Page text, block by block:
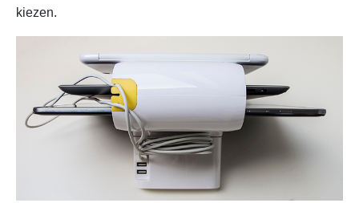
kiezen.